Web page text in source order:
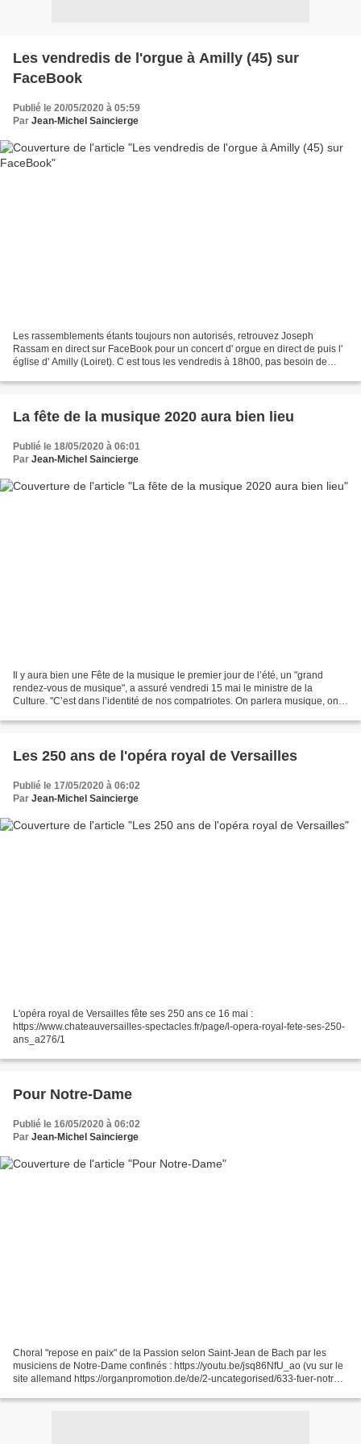
Les vendredis de l'orgue à Amilly (45) sur
FaceBook
Publié le 20/05/2020 à 05:59
Par Jean-Michel Saincierge
Les rassemblements étants toujours non autorisés, retrouvez Joseph
Rassam en direct sur FaceBook pour un concert d' orgue en direct de puis l'
église d' Amilly (Loiret). C est tous les vendredis à 18h00, pas besoin de
La fête de la musique 2020 aura bien lieu
Publié le 18/05/2020 à 06:01
Par Jean-Michel Saincierge
Il y aura bien une Fête de la musique le premier jour de l’été, un "grand
rendez-vous de musique", a assuré vendredi 15 mai le ministre de la
Culture. "C’est dans l’identité de nos compatriotes. On parlera musique, on
Les 250 ans de l'opéra royal de Versailles
Publié le 17/05/2020 à 06:02
Par Jean-Michel Saincierge
L'opéra royal de Versailles fête ses 250 ans ce 16 mai :
https://www.chateauversailles-spectacles.fr/page/l-opera-royal-fete-ses-250-
ans_a276/1
Pour Notre-Dame
Publié le 16/05/2020 à 06:02
Par Jean-Michel Saincierge
Choral "repose en paix" de la Passion selon Saint-Jean de Bach par les
musiciens de Notre-Dame confinés : https://youtu.be/jsq86NfU_ao (vu sur le
site allemand https://organpromotion.de/de/2-uncategorised/633-fuer-notre-